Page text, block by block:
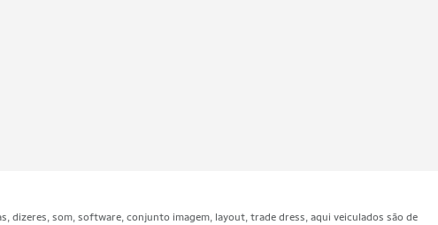
dizeres, som, software, conjunto imagem, layout, trade dress, aqui veiculados são de